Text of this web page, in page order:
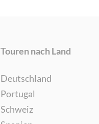
Touren nach Land
Deutschland
Portugal
Schweiz